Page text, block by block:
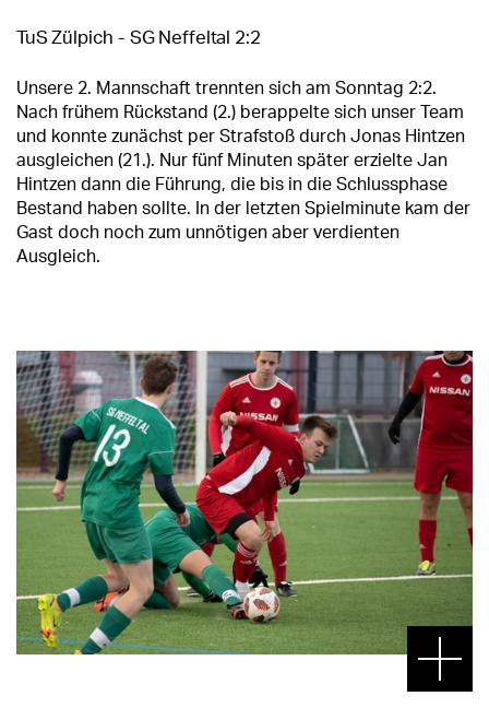
TuS Zülpich - SG Neffeltal 2:2
Unsere 2. Mannschaft trennten sich am Sonntag 2:2.
Nach frühem Rückstand (2.) berappelte sich unser Team
und konnte zunächst per Strafstoß durch Jonas Hintzen
ausgleichen (21.). Nur fünf Minuten später erzielte Jan
Hintzen dann die Führung, die bis in die Schlussphase
Bestand haben sollte. In der letzten Spielminute kam der
Gast doch noch zum unnötigen aber verdienten
Ausgleich.